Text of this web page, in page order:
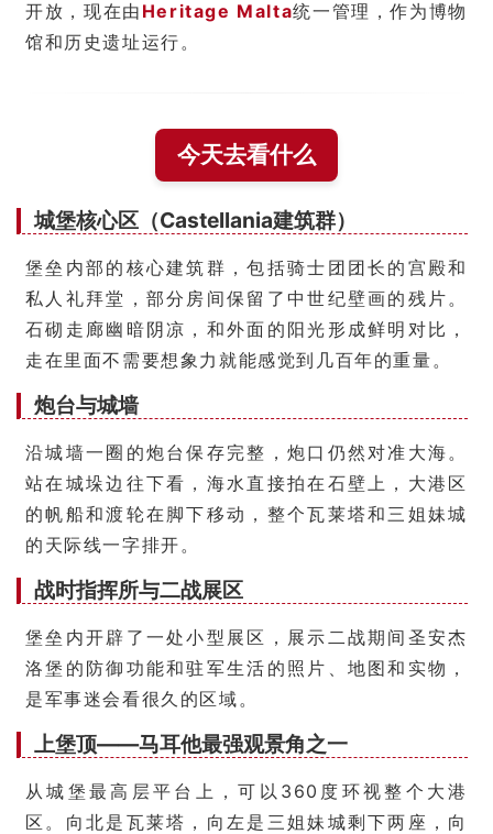
开放，现在由 Heritage Malta统一管理，作为博物
馆和历史遗址运行。
今天去看什么
城堡核心区（Castellania建筑群）
堡垒内部的核心建筑群，包括骑士团团长的宫殿和
私人礼拜堂，部分房间保留了中世纪壁画的残片。
石砌走廊幽暗阴凉，和外面的阳光形成鲜明对比，
走在里面不需要想象力就能感觉到几百年的重量。
炮台与城墙
沿城墙一圈的炮台保存完整，炮口仍然对准大海。
站在城垛边往下看，海水直接拍在石壁上，大港区
的帆船和渡轮在脚下移动，整个瓦莱塔和三姐妹城
的天际线一字排开。
战时指挥所与二战展区
堡垒内开辟了一处小型展区，展示二战期间圣安杰
洛堡的防御功能和驻军生活的照片、地图和实物，
是军事迷会看很久的区域。
上堡顶——马耳他最强观景角之一
从城堡最高层平台上，可以360度环视整个大港
区。向北是瓦莱塔，向左是三姐妹城剩下两座，向